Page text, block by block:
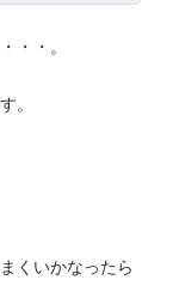
・・。
。
くいかなったら